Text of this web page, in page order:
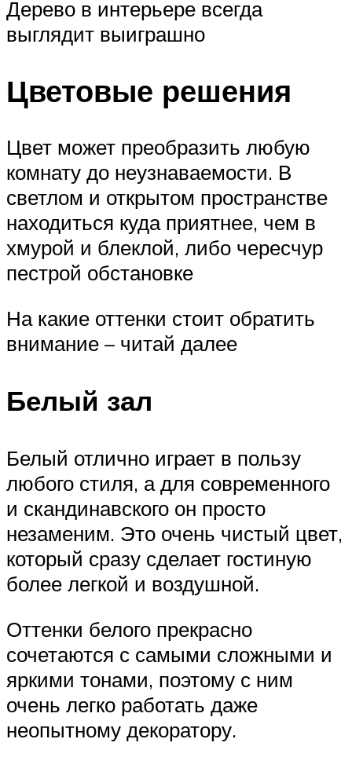
Дерево в интерьере всегда
выглядит выиграшно
Цветовые решения
Цвет может преобразить любую
комнату до неузнаваемости. В
светлом и открытом пространстве
находиться куда приятнее, чем в
хмурой и блеклой, либо чересчур
пестрой обстановке
На какие оттенки стоит обратить
внимание – читай далее
Белый зал
Белый отлично играет в пользу
любого стиля, а для современного
и скандинавского он просто
незаменим. Это очень чистый цвет,
который сразу сделает гостиную
более легкой и воздушной.
Оттенки белого прекрасно
сочетаются с самыми сложными и
яркими тонами, поэтому с ним
очень легко работать даже
неопытному декоратору.